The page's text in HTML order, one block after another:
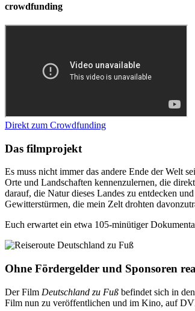
crowdfunding
Direkt zum Crowdfunding
Das ­filmprojekt
Es muss nicht immer das andere Ende der Welt
Orte und Landschaften kennenzulernen, die
darauf, die Natur dieses Landes zu entdecken
Gewitterstürmen, die mein Zelt drohten
Euch erwartet ein etwa 105-minütiger
Ohne Fördergelder und Sponsoren
Der Film Deutschland zu Fuß befindet sich in
Film nun zu veröffentlichen und im Kino, auf